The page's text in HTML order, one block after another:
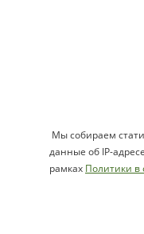
Мы собираем
данные об IP-
рамках Политики